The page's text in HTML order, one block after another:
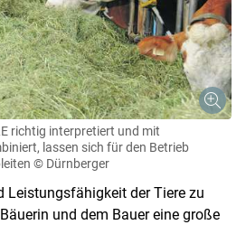
richtig interpretiert und mit
lassen sich für den Betrieb
© Dürnberger
Leistungsfähigkeit der Tiere zu
und dem Bauer eine große